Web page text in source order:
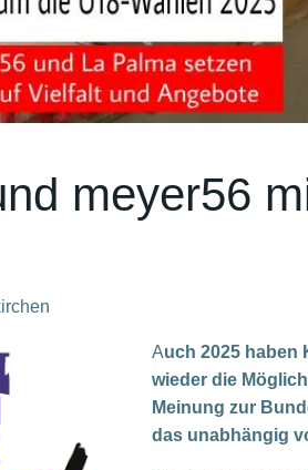
meyer56
Auch 2025 haben
wieder die
Meinung zur
das unabhängig